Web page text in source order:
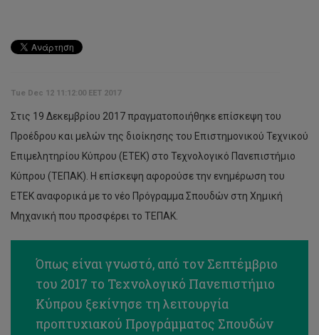
Tue Dec 12 11:12:00 EET 2017
Στις 19 Δεκεμβρίου 2017 πραγματοποιήθηκε επίσκεψη του
Προέδρου και μελών της διοίκησης του Επιστημονικού Τεχνικού
Επιμελητηρίου Κύπρου (ΕΤΕΚ) στο Τεχνολογικό Πανεπιστήμιο
Κύπρου (ΤΕΠΑΚ). Η επίσκεψη αφορούσε την ενημέρωση του
ΕΤΕΚ αναφορικά με το νέο Πρόγραμμα Σπουδών στη Χημική
Μηχανική που προσφέρει το ΤΕΠΑΚ.
Όπως είναι γνωστό, από τον Σεπτέμβριο
του 2017 το Τεχνολογικό Πανεπιστήμιο
Κύπρου ξεκίνησε τη λειτουργία
προπτυχιακού Προγράμματος Σπουδών